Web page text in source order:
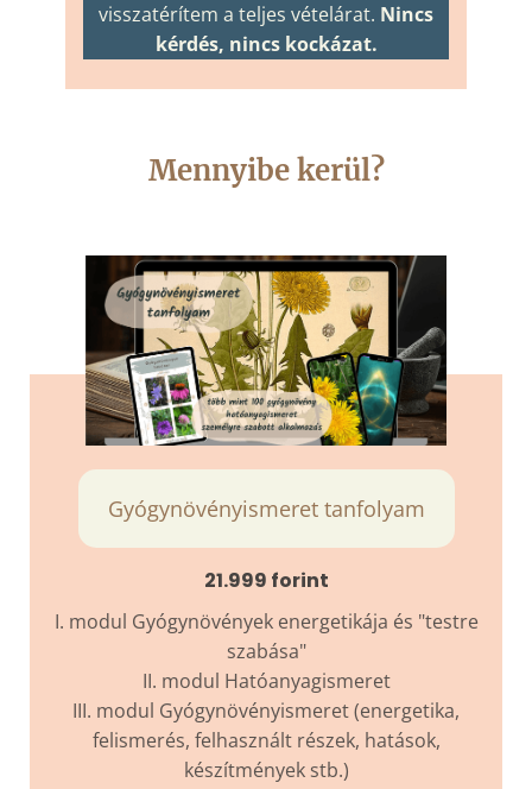
visszatérítem a teljes vételárat. Nincs
kérdés, nincs kockázat.
Mennyibe kerül?
Gyógynövényismeret tanfolyam
21.999 forint
I. modul Gyógynövények energetikája és "testre
szabása"
II. modul Hatóanyagismeret
III. modul Gyógynövényismeret (energetika,
felismerés, felhasznált részek, hatások,
készítmények stb.)